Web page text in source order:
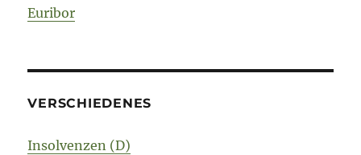
Euribor
VERSCHIEDENES
Insolvenzen (D)